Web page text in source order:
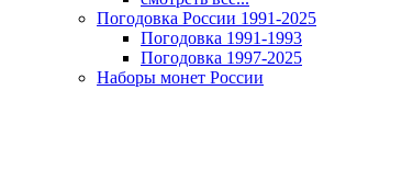
Погодовка России 1991-2025
Погодовка 1991-1993
Погодовка 1997-2025
Наборы монет России